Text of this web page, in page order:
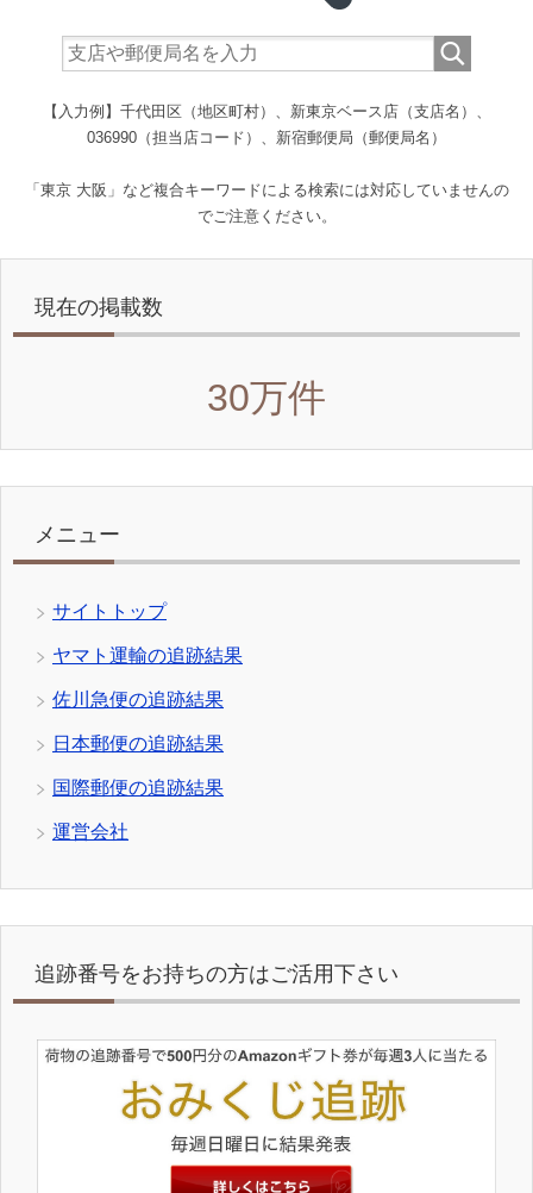
【入力例】千代田区（地区町村）、新東京ベース店（支店名）、
036990（担当店コード）、新宿郵便局（郵便局名）
「東京 大阪」など複合キーワードによる検索には対応していませんの
でご注意ください。
現在の掲載数
30万件
メニュー
サイトトップ
ヤマト運輸の追跡結果
佐川急便の追跡結果
日本郵便の追跡結果
国際郵便の追跡結果
運営会社
追跡番号をお持ちの方はご活用下さい